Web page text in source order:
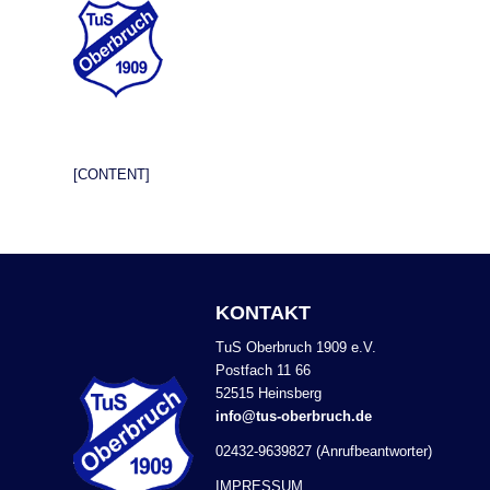
[CONTENT]
KONTAKT
TuS Oberbruch 1909 e.V.
Postfach 11 66
52515 Heinsberg
info@tus-oberbruch.de
02432-9639827 (Anrufbeantworter)
IMPRESSUM